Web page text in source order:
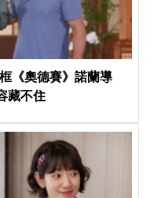
《奧德賽》諾蘭導
藏不住